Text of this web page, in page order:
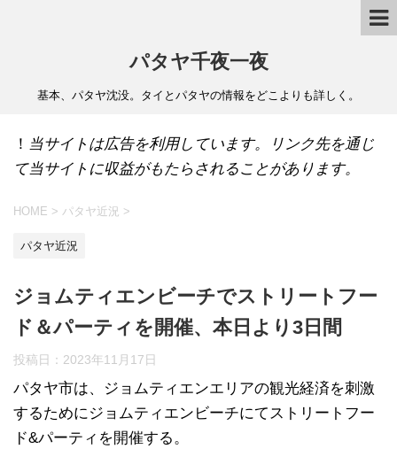
パタヤ千夜一夜
基本、パタヤ沈没。タイとパタヤの情報をどこよりも詳しく。
！ 当サイトは広告を利用しています。リンク先を通じ
て当サイトに収益がもたらされることがあります。
HOME > パタヤ近況 >
パタヤ近況
ジョムティエンビーチでストリートフー
ド＆パーティを開催、本日より3日間
投稿日： 2023年11月17日
パタヤ市は、ジョムティエンエリアの観光経済を刺激
するためにジョムティエンビーチにてストリートフー
ド&パーティを開催する。